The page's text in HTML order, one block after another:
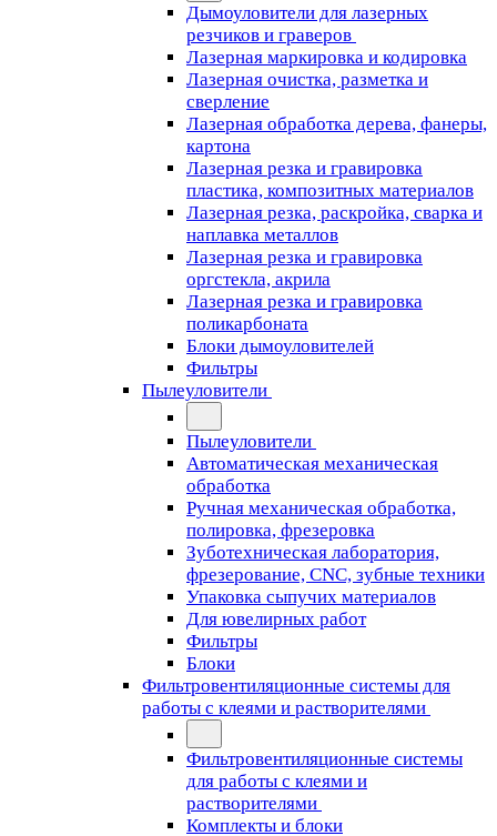
Дымоуловители для лазерных
резчиков и граверов
Лазерная маркировка и кодировка
Лазерная очистка, разметка и
сверление
Лазерная обработка дерева, фанеры,
картона
Лазерная резка и гравировка
пластика, композитных материалов
Лазерная резка, раскройка, сварка и
наплавка металлов
Лазерная резка и гравировка
оргстекла, акрила
Лазерная резка и гравировка
поликарбоната
Блоки дымоуловителей
Фильтры
Пылеуловители
Пылеуловители
Автоматическая механическая
обработка
Ручная механическая обработка,
полировка, фрезеровка
Зуботехническая лаборатория,
фрезерование, CNC, зубные техники
Упаковка сыпучих материалов
Для ювелирных работ
Фильтры
Блоки
Фильтровентиляционные системы для
работы с клеями и растворителями
Фильтровентиляционные системы
для работы с клеями и
растворителями
Комплекты и блоки